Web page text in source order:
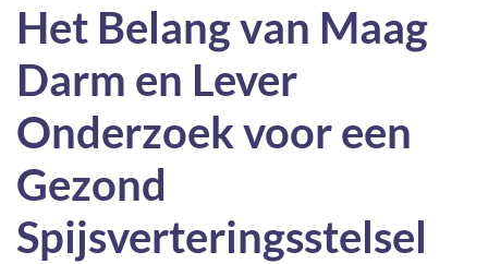
Het Belang van Maag
Darm en Lever
Onderzoek voor een
Gezond
Spijsverteringsstelsel